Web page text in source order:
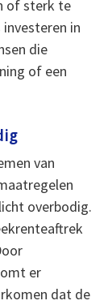
of sterk te
in
die
of een
van
overbodig.
er
dat de